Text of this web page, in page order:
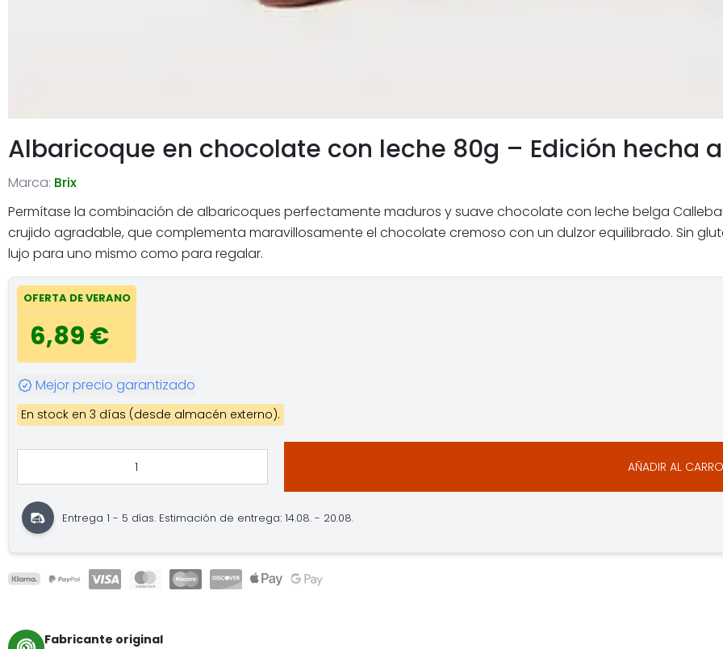
Albaricoque en chocolate con leche 80g – Edición hecha
Marca: Brix
Permítase la combinación de albaricoques perfectamente maduros y suave chocolate con leche belga
crujido agradable, que complementa maravillosamente el chocolate cremoso con un dulzor equilibrado. Sin
lujo para uno mismo como para regalar.
OFERTA DE VERANO
6,89 €
Mejor precio garantizado
En stock en 3 días (desde almacén externo).
AÑADIR AL CARRO
Entrega 1 - 5 días. Estimación de entrega: 14.08. - 20.08.
Fabricante original